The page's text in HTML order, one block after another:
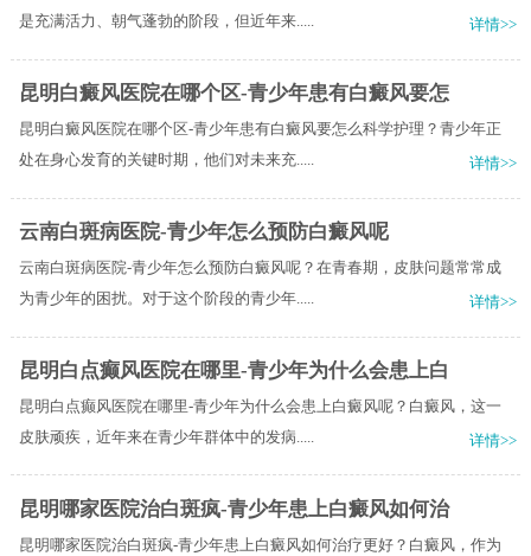
是充满活力、朝气蓬勃的阶段，但近年来.....
详情>>
昆明白癜风医院在哪个区-青少年患有白癜风要怎
昆明白癜风医院在哪个区-青少年患有白癜风要怎么科学护理？青少年正
处在身心发育的关键时期，他们对未来充.....
详情>>
云南白斑病医院-青少年怎么预防白癜风呢
云南白斑病医院-青少年怎么预防白癜风呢？在青春期，皮肤问题常常成
为青少年的困扰。对于这个阶段的青少年.....
详情>>
昆明白点癫风医院在哪里-青少年为什么会患上白
昆明白点癫风医院在哪里-青少年为什么会患上白癜风呢？白癜风，这一
皮肤顽疾，近年来在青少年群体中的发病.....
详情>>
昆明哪家医院治白斑疯-青少年患上白癜风如何治
昆明哪家医院治白斑疯-青少年患上白癜风如何治疗更好？白癜风，作为